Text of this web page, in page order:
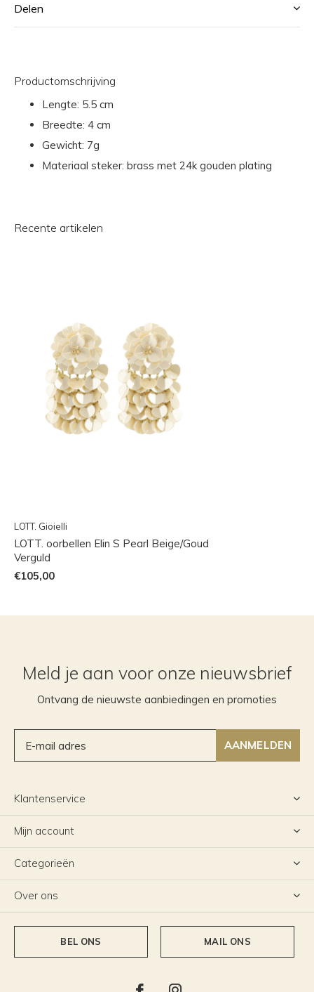
Delen
Productomschrijving
Lengte: 5.5 cm
Breedte: 4 cm
Gewicht: 7g
Materiaal steker: brass met 24k gouden plating
Recente artikelen
LOTT. Gioielli
LOTT. oorbellen Elin S Pearl Beige/Goud
Verguld
€105,00
Meld je aan voor onze nieuwsbrief
Ontvang de nieuwste aanbiedingen en promoties
AANMELDEN
Klantenservice
Mijn account
Categorieën
Over ons
BEL ONS MAIL ONS